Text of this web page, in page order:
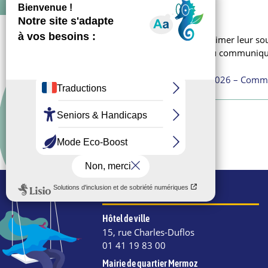
Le maire et les élus tiennent exprimer leur
Veuillez prendre connaissance du
Drame familial du 7 janvier 2026 –
COORDONNÉES
Hôtel de ville
15, rue Charles-Duflos
01 41 19 83 00
Mairie de quartier Mermoz